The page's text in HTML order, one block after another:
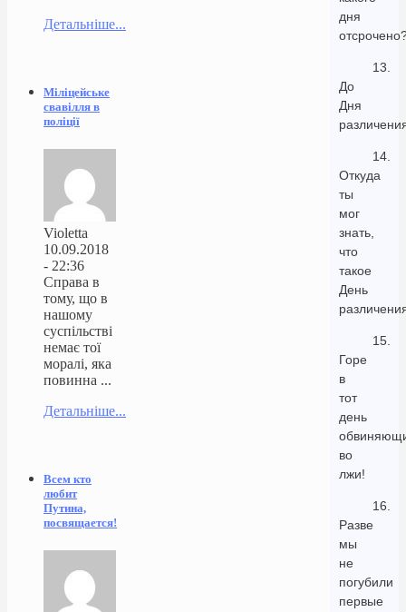
дня
13.
До
Дня
14.
Откуда
ты
мог
знать,
что
такое
День
15.
Горе
в
тот
день
во
лжи!
16.
Разве
мы
не
погубили
первые
Детальніше...
Міліцейське
свавілля в
поліції
Violetta
10.09.2018
- 22:36
Справа в
тому, що в
нашому
суспільстві
немає тої
моралі, яка
повинна ...
Детальніше...
Всем кто
любит
Путина,
посвящается!